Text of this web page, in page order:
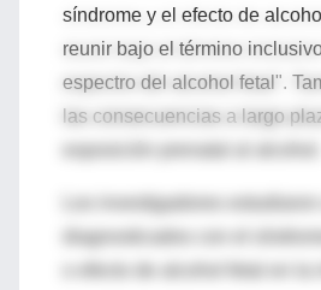
síndrome y el efecto de
reunir bajo el término
espectro del alcohol fetal".
las consecuencias a largo
Los investigadores estudiaron
diagnosticados con el